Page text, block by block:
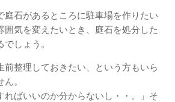
庭石があるところに駐車場を作りたい
囲気を変えたいとき、庭石を処分した
しょう。
前整理しておきたい、という方もいら
。
ればいいのか分からないし・・。」そ